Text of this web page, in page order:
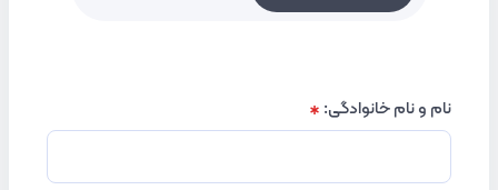
نام و نام خانوادگی: